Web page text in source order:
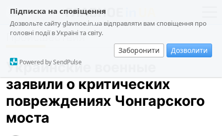
Підписка на сповіщення
Дозвольте сайту glavnoe.in.ua відправляти вам сповіщення про
головні події в Україні та світу.
Заборонити Дозволити
Powered by SendPulse
новости
о проекте
общество
происшествия
криминал
Происшествия
Украинские военные
заявили о критических
повреждениях Чонгарского
моста